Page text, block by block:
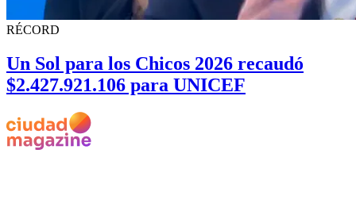
RÉCORD
Un Sol para los Chicos 2026 recaudó
$2.427.921.106 para UNICEF